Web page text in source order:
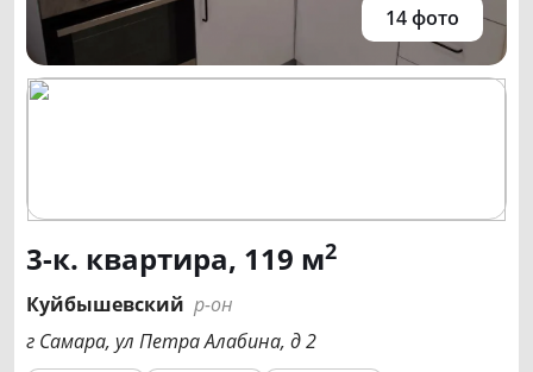
14 фото
3-к. квартира, 119 м2
Куйбышевский р-он
г Самара, ул Петра Алабина, д 2